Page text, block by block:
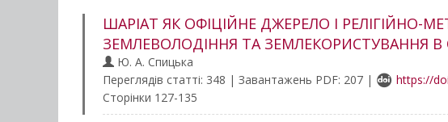
ШАРІАТ ЯК ОФІЦІЙНЕ ДЖЕРЕЛО І
ЗЕМЛЕВОЛОДІННЯ ТА ЗЕМЛЕКОРИСТУВАННЯ В
Ю. А. Спицька
Переглядів статті: 348 | Завантажень PDF: 207 |
https://
Сторінки 127-135